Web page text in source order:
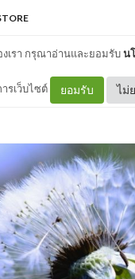
เรา กรุณาอ่านและยอมรับน
รเว็บไซต์ ยอมรับ ไม่